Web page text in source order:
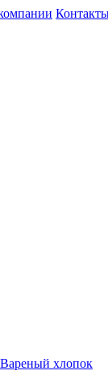
Вареный хлопок